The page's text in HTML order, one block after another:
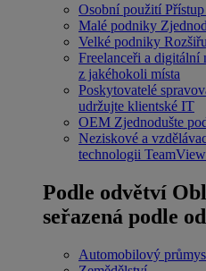
Osobní použití
Malé podniky
Velké podniky
Freelanceři a digitální
z jakéhokoli místa
Poskytovatelé
udržujte klientské IT
OEM Zjednodušte
Neziskové a
technologii
Podle odvětví
seřazená podle
Automobilový